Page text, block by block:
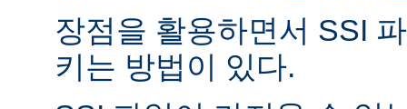
장점을 활용하면서 SSI
키는 방법이 있다.